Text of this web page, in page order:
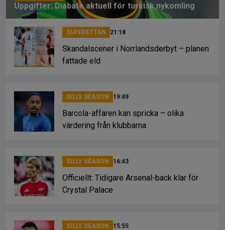
Uppgifter: Diabate aktuell för turkisk nykomling
SUPERETTAN 21:18
Skandalscener i Norrlandsderbyt – planen
fattade eld
SILLY SEASON 19:49
Barcola-affären kan spricka – olika
värdering från klubbarna
SILLY SEASON 16:43
Officiellt: Tidigare Arsenal-back klar för
Crystal Palace
SILLY SEASON 15:55